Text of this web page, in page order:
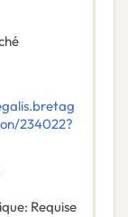
234022?
: Requise